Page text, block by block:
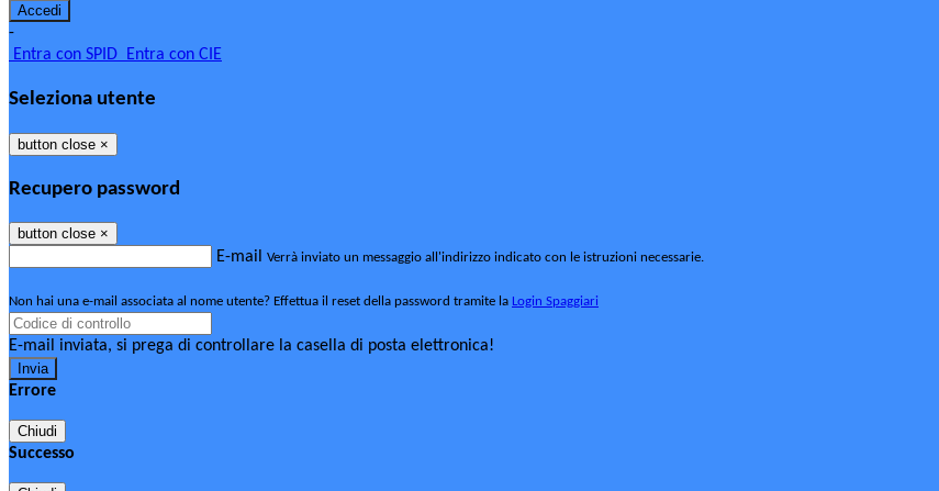
-
Entra con SPID Entra con CIE
Seleziona utente
button close ×
Recupero password
button close ×
E-mail Verrà inviato un messaggio all'indirizzo indicato con le istruzioni necessarie.
Non hai una e-mail associata al nome utente? Effettua il reset della password tramite la Login Spaggiari
E-mail inviata, si prega di controllare la casella di posta elettronica!
Errore
Chiudi
Successo